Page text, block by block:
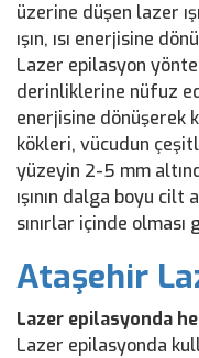
üzerine düşen lazer
ışın, ısı enerjisine
Lazer epilasyon
derinliklerine nüfuz
enerjisine dönüşerek
kökleri, vücudun
yüzeyin 2-5 mm
ışının dalga boyu cilt
sınırlar içinde
Ataşehir
Lazer epilasyonda
Lazer epilasyonda